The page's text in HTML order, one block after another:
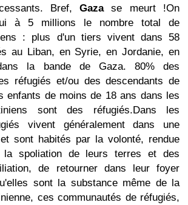
Bref,Gazase meurt !On
à 5 millions le nombre total de
: plus d'un tiers vivent dans 58
au Liban, en Syrie, en Jordanie, en
la bande de Gaza. 80% des
réfugiés et/ou des descendants de
enfants de moins de 18 ans dans les
sont des réfugiés.Dans les
vivent généralement dans une
sont habités par la volonté, rendue
la spoliation de leurs terres et des
de retourner dans leur foyer
sont la substance même de la
ces communautés de réfugiés,